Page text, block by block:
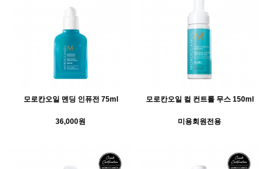
모로칸오일 멘딩 인퓨전 75ml
36,000원
모로칸오일 컬 컨트롤 무스 150ml
미용회원전용